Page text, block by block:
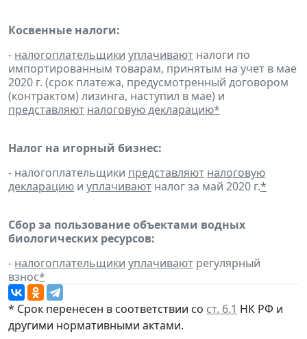
Косвенные налоги:
- налогоплательщики уплачивают налоги по
импортированным товарам, принятым на учет в мае
2020 г. (срок платежа, предусмотренный договором
(контрактом) лизинга, наступил в мае) и
представляют налоговую декларацию*
Налог на игорный бизнес:
- налогоплательщики представляют налоговую
декларацию и уплачивают налог за май 2020 г.*
Сбор за пользование объектами водных
биологических ресурсов:
- налогоплательщики уплачивают регулярный
взнос*
* Срок перенесен в соответствии со ст. 6.1 НК РФ и
другими нормативными актами.